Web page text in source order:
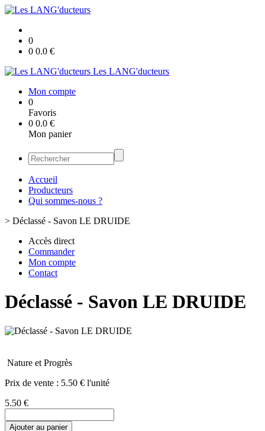
0
0 0.0 €
Les LANG'ducteurs
Mon compte
0
Favoris
0 0.0 €
Mon panier
Accueil
Producteurs
Qui sommes-nous ?
> Déclassé - Savon LE DRUIDE
Accès direct
Commander
Mon compte
Contact
Déclassé - Savon LE DRUIDE
Nature et Progrès
Prix de vente : 5.50 € l'unité
5.50 €
Ajouter au panier